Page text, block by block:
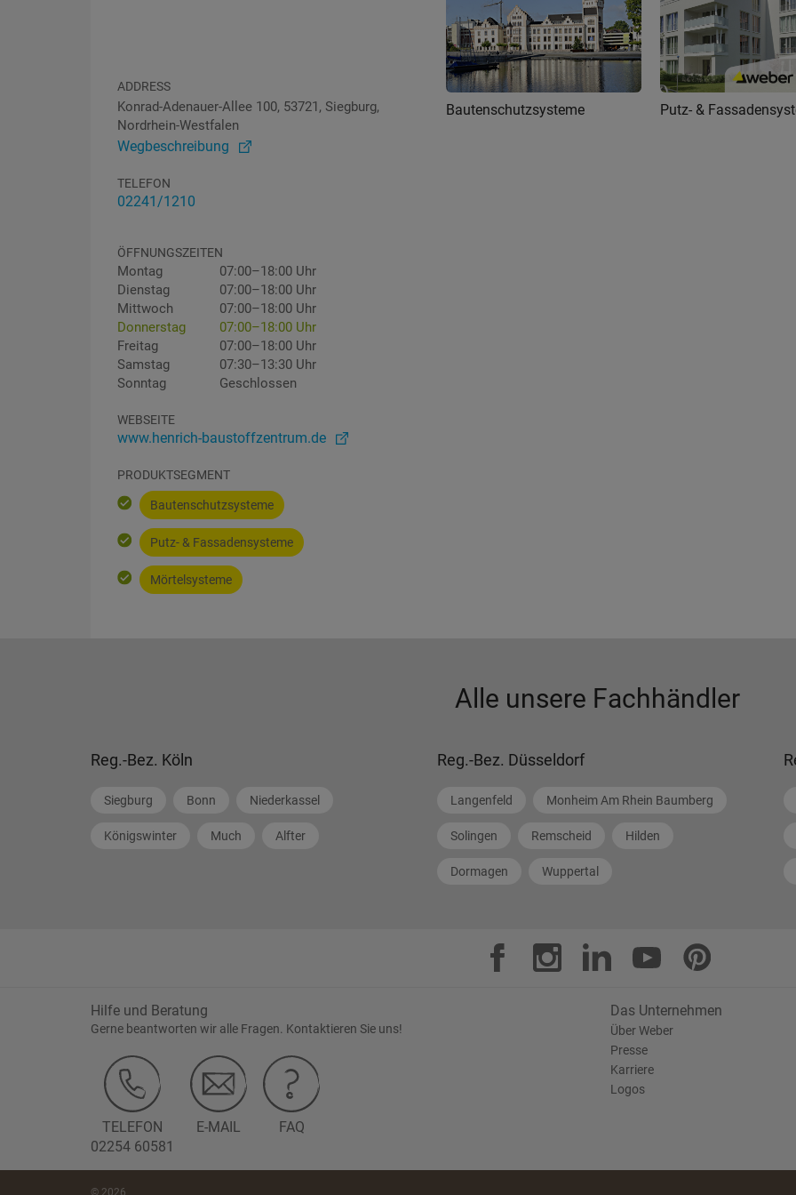
ADDRESS
Konrad-Adenauer-Allee 100, 53721, Siegburg,
Nordrhein-Westfalen
Wegbeschreibung
TELEFON
02241/1210
ÖFFNUNGSZEITEN
Montag
07:00–18:00 Uhr
Dienstag
07:00–18:00 Uhr
Mittwoch
07:00–18:00 Uhr
Donnerstag
07:00–18:00 Uhr
Freitag
07:00–18:00 Uhr
Samstag
07:30–13:30 Uhr
Sonntag
Geschlossen
WEBSEITE
www.henrich-baustoffzentrum.de
PRODUKTSEGMENT
Bautenschutzsysteme
Putz- & Fassadensysteme
Mörtelsysteme
Bautenschutzsysteme Putz- &
Alle unsere Fachhändler
Reg.-Bez. Köln
Siegburg Bonn Niederkassel
Königswinter Much Alfter
Reg.-Bez. Düsseldorf
Langenfeld Monheim Am Rhein Baumberg
Solingen Remscheid Hilden
Dormagen Wuppertal
Hilfe und Beratung
Gerne beantworten wir alle Fragen. Kontaktieren Sie uns!
TELEFON
02254 60581
E-MAIL FAQ
Das Unternehmen
Über Weber
Presse
Karriere
Logos
© 2026